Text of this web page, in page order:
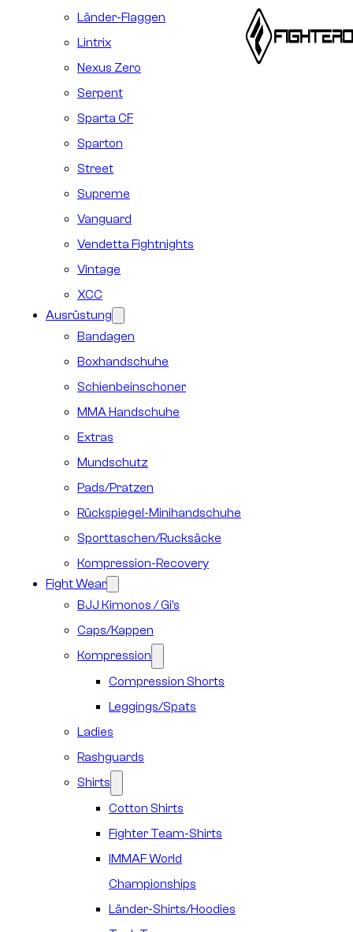
Länder-Flaggen
Lintrix
Nexus Zero
Serpent
Sparta CF
Sparton
Street
Supreme
Vanguard
Vendetta Fightnights
Vintage
XCC
Ausrüstung
Bandagen
Boxhandschuhe
Schienbeinschoner
MMA Handschuhe
Extras
Mundschutz
Pads/Pratzen
Rückspiegel-Minihandschuhe
Sporttaschen/Rucksäcke
Kompression-Recovery
Fight Wear
BJJ Kimonos / Gi’s
Caps/Kappen
Kompression
Compression Shorts
Leggings/Spats
Ladies
Rashguards
Shirts
Cotton Shirts
Fighter Team-Shirts
IMMAF World
Championships
Länder-Shirts/Hoodies